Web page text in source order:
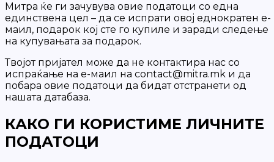
Митра ќе ги зачувува овие податоци со една
единствена цел – да се испрати овој еднократен е-
маил, подарок кој сте го купиле и заради следење
на купувањата за подарок.
Твојот пријател може да не контактира нас со
испраќање на е-маил на contact@mitra.mk и да
побара овие податоци да бидат отстранети од
нашата датабаза.
КАКО ГИ КОРИСТИМЕ ЛИЧНИТЕ
ПОДАТОЦИ